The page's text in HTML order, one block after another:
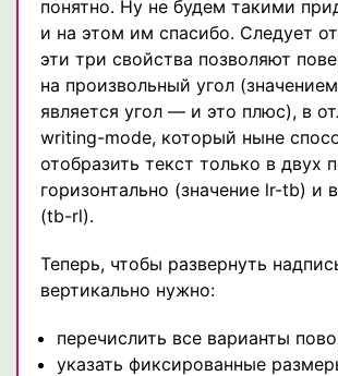
понятно. Ну не будем такими
и на этом им спасибо. Следует
эти три свойства позволяют
на произвольный угол
является угол — и это плюс), в
writing-mode, который ныне
отобразить текст только в двух
горизонтально (значение lr-tb) и
(tb-rl).
Теперь, чтобы развернуть
вертикально нужно:
перечислить все варианты
указать фиксированные